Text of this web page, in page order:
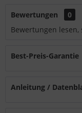
Bewertungen
0
Bewertungen
Best-Preis-Garantie
Anleitung /